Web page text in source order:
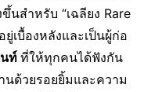
นสำหรับ “เฉลียง Rare
เบื้องหลังและเป็นผู้ก่อ
ท์ที่ให้ทุกคนได้ฟังกัน
นด้วยรอยยิ้มและความ